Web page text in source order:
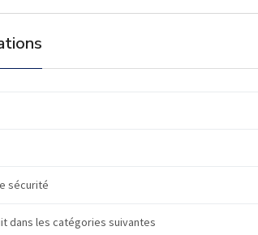
sécurité
dans les catégories suivantes